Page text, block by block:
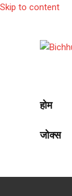
Skip to content
होम
जोक्स